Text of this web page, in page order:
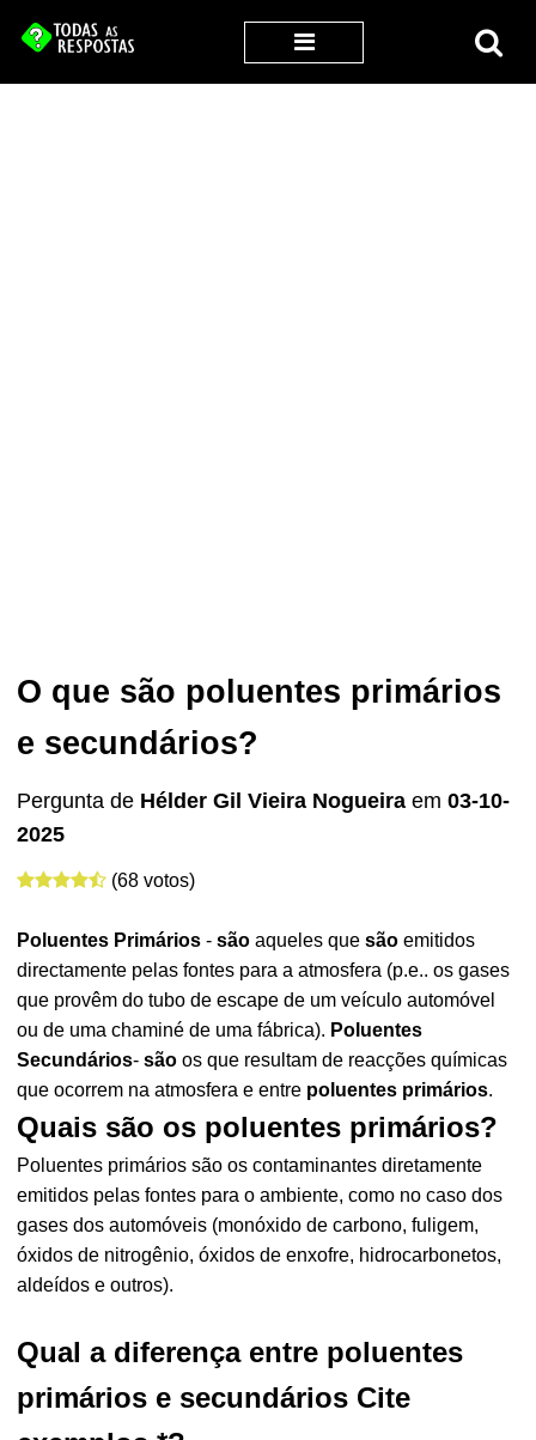
O que são poluentes primários
e secundários?
Pergunta de Hélder Gil Vieira Nogueira em03-10-
2025
(68 votos)
Poluentes Primários -são aqueles quesão emitidos
directamente pelas fontes para a atmosfera (p.e.. os gases
que provêm do tubo de escape de um veículo automóvel
ou de uma chaminé de uma fábrica). Poluentes
Secundários-são os que resultam de reacções químicas
que ocorrem na atmosfera e entre poluentes primários.
Quais são os poluentes primários?
Poluentes primários são os contaminantes diretamente
emitidos pelas fontes para o ambiente, como no caso dos
gases dos automóveis (monóxido de carbono, fuligem,
óxidos de nitrogênio, óxidos de enxofre, hidrocarbonetos,
aldeídos e outros).
Qual a diferença entre poluentes
primários e secundários Cite